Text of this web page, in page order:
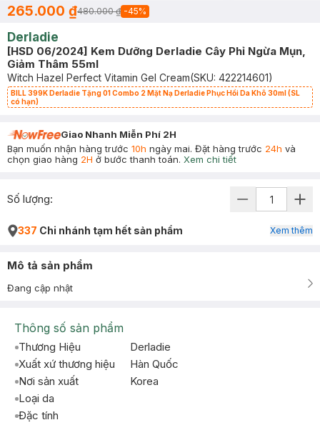
265.000 ₫480.000 ₫ -45%
Derladie
[HSD 06/2024] Kem Dưỡng Derladie Cây Phỉ Ngừa Mụn,
Giảm Thâm 55ml
Witch Hazel Perfect Vitamin Gel Cream(SKU: 422214601)
BILL 399K Derladie Tặng 01 Combo 2 Mặt Nạ Derladie Phục Hồi Da Khô 30ml (SL
có hạn)
Giao Nhanh Miễn Phí 2H
Bạn muốn nhận hàng trước 10h ngày mai. Đặt hàng trước 24h và
chọn giao hàng 2H ở bước thanh toán. Xem chi tiết
Số lượng:
337 Chi nhánh tạm hết sản phẩm Xem thêm
Mô tả sản phẩm
Đang cập nhật
Thông số sản phẩm
Thương Hiệu
Derladie
Xuất xứ thương hiệu
Hàn Quốc
Nơi sản xuất
Korea
Loại da
Đặc tính